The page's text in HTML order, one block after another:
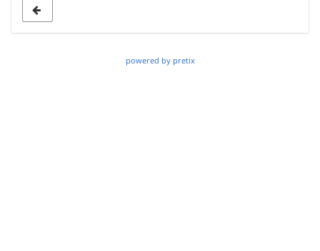
powered by pretix